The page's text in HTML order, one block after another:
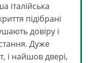
італійська
підібрані
довіру і
Дуже
і найшов двері,